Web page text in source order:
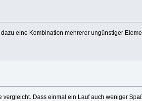
eine Kombination mehrerer ungünstiger
Dass einmal ein Lauf auch weniger